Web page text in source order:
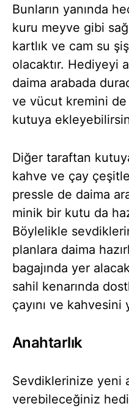
Bunların yanında
kuru meyve gibi
kartlık ve cam su
olacaktır. Hediyeyi
daima arabada
ve vücut kremini de
kutuya
Diğer taraftan
kahve ve çay
pressle de daima
minik bir kutu da
Böylelikle
planlara daima
bagajında yer
sahil kenarında
çayını ve
Anahtarlık
Sevdiklerinize yeni
verebileceğiniz